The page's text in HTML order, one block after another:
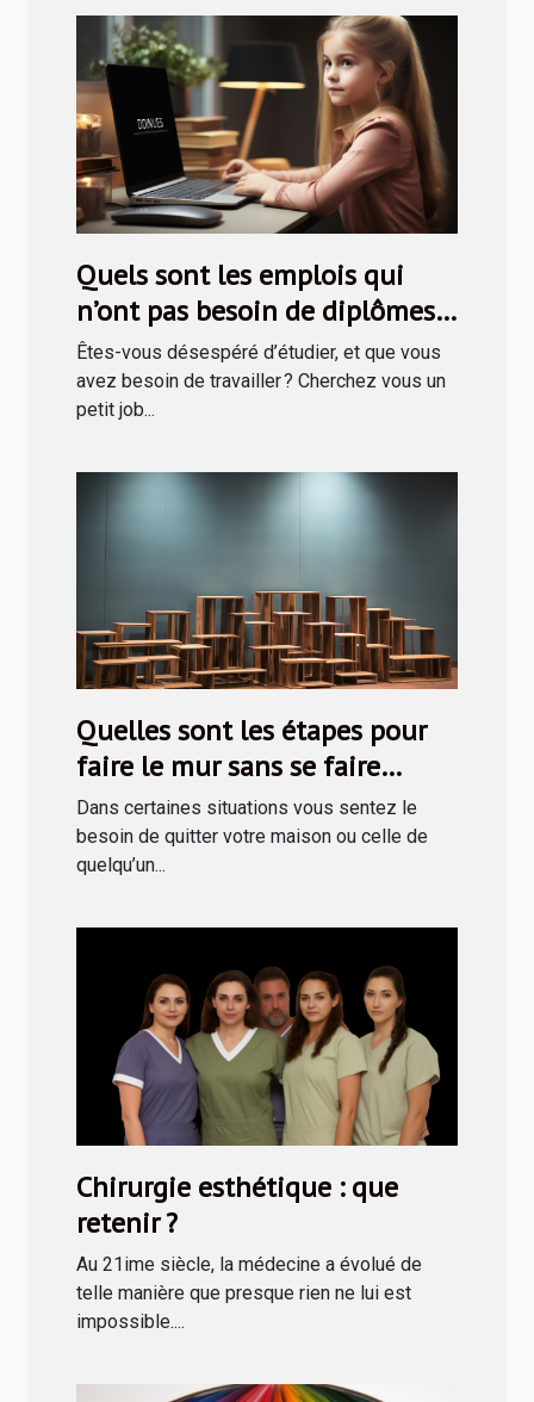
Quels sont les emplois qui
n’ont pas besoin de diplômes
avant de recruter ?
Êtes-vous désespéré d’étudier, et que vous
avez besoin de travailler ? Cherchez vous un
petit job...
Quelles sont les étapes pour
faire le mur sans se faire
prendre ?
Dans certaines situations vous sentez le
besoin de quitter votre maison ou celle de
quelqu’un...
Chirurgie esthétique : que
retenir ?
Au 21ime siècle, la médecine a évolué de
telle manière que presque rien ne lui est
impossible....